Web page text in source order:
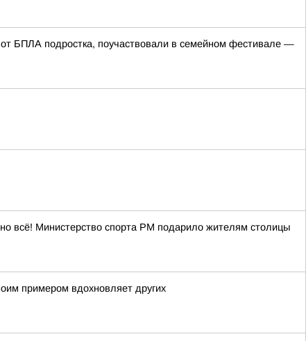
БПЛА подростка, поучаствовали в семейном фестивале —
всё! Министерство спорта РМ подарило жителям столицы
примером вдохновляет других